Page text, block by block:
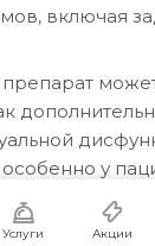
включая
препарат
у
тревожным
наАкции
Услуги